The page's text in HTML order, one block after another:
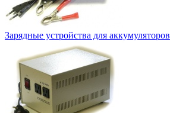
Зарядные устройства для аккумуляторов